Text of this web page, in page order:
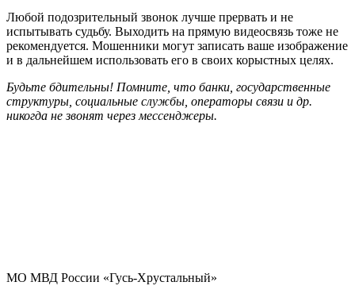
Любой подозрительный звонок лучше прервать и не
испытывать судьбу. Выходить на прямую видеосвязь тоже не
рекомендуется. Мошенники могут записать ваше изображение
и в дальнейшем использовать его в своих корыстных целях.
Будьте бдительны! Помните, что банки, государственные
структуры, социальные службы, операторы связи и др.
никогда не звонят через мессенджеры.
МО МВД России «Гусь-Хрустальный»